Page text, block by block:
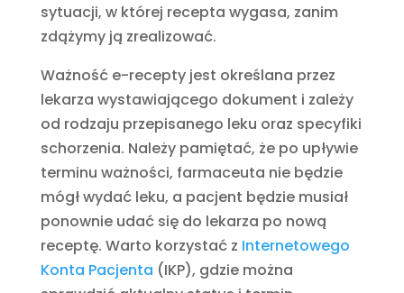
sytuacji, w której recepta wygasa, zanim
zdążymy ją zrealizować.
Ważność e-recepty jest określana przez
lekarza wystawiającego dokument i zależy
od rodzaju przepisanego leku oraz specyfiki
schorzenia. Należy pamiętać, że po upływie
terminu ważności, farmaceuta nie będzie
mógł wydać leku, a pacjent będzie musiał
ponownie udać się do lekarza po nową
receptę. Warto korzystać z Internetowego
Konta Pacjenta (IKP), gdzie można